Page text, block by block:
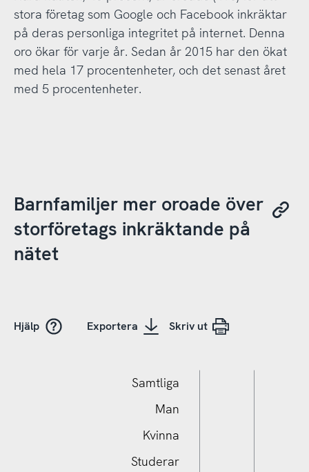
stora företag som Google och Facebook inkräktar
på deras personliga integritet på internet. Denna
oro ökar för varje år. Sedan år 2015 har den ökat
med hela 17 procentenheter, och det senast året
med 5 procentenheter.
Barnfamiljer mer oroade över
storföretags inkräktande på
nätet
Hjälp Exportera Skriv ut
Studerar
Kvinna
Man
Samtliga